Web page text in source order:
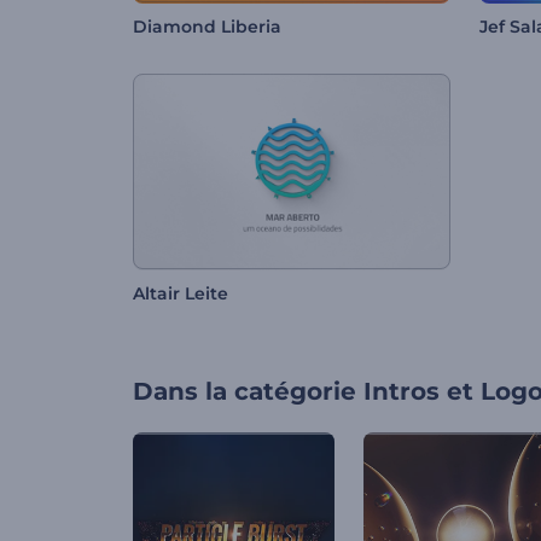
Diamond Liberia Jef
Altair Leite
Dans la catégorie Intros et